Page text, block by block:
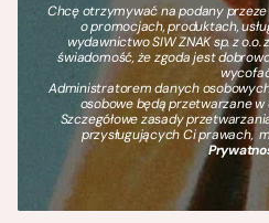
Chcę otrzymywać na podany
o promocjach, produktach,
wydawnictwo SIW ZNAK sp. z o.o.
świadomość, że zgoda jest
Administratorem danych osobowych
osobowe będą przetwarzane
Szczegółowe zasady
przysługujących Ci prawach,